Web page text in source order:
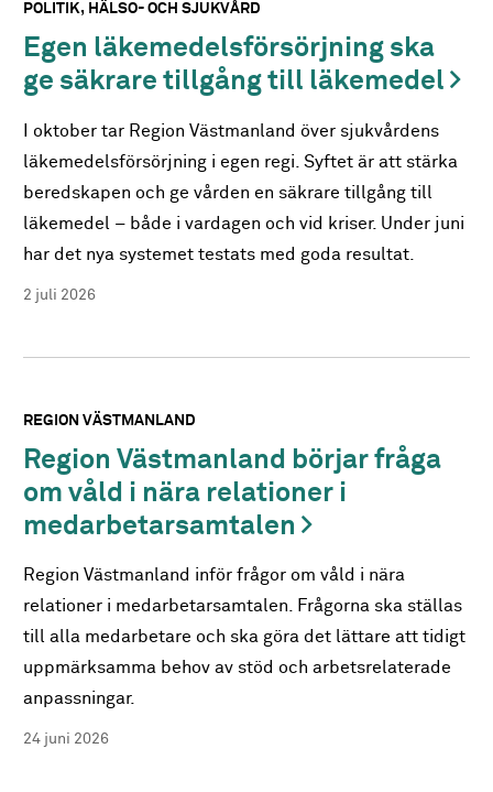
POLITIK HÄLSO- OCH SJUKVÅRD
Egen läkemedelsförsörjning ska
ge säkrare tillgång till läkemedel
I oktober tar Region Västmanland över sjukvårdens
läkemedelsförsörjning i egen regi. Syftet är att stärka
beredskapen och ge vården en säkrare tillgång till
läkemedel – både i vardagen och vid kriser. Under juni
har det nya systemet testats med goda resultat.
2 juli 2026
REGION VÄSTMANLAND
Region Västmanland börjar fråga
om våld i nära relationer i
medarbetarsamtalen
Region Västmanland inför frågor om våld i nära
relationer i medarbetarsamtalen. Frågorna ska ställas
till alla medarbetare och ska göra det lättare att tidigt
uppmärksamma behov av stöd och arbetsrelaterade
anpassningar.
24 juni 2026